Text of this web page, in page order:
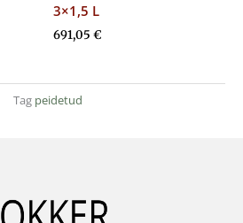
Tag peidetud
3×1,5 L
691,05 €